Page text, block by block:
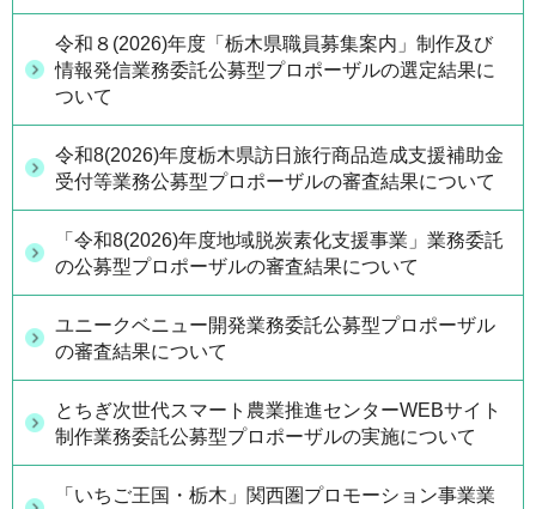
令和８(2026)年度「栃木県職員募集案内」制作及び
情報発信業務委託公募型プロポーザルの選定結果に
ついて
令和8(2026)年度栃木県訪日旅行商品造成支援補助金
受付等業務公募型プロポーザルの審査結果について
「令和8(2026)年度地域脱炭素化支援事業」業務委託
の公募型プロポーザルの審査結果について
ユニークベニュー開発業務委託公募型プロポーザル
の審査結果について
とちぎ次世代スマート農業推進センターWEBサイト
制作業務委託公募型プロポーザルの実施について
「いちご王国・栃木」関西圏プロモーション事業業